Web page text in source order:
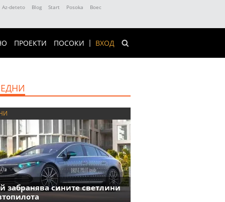
Az-deteto Blog Start Posoka
Boec
ВХОД
ПРОЕКТИ ПОСОКИ
забранява сините светлини